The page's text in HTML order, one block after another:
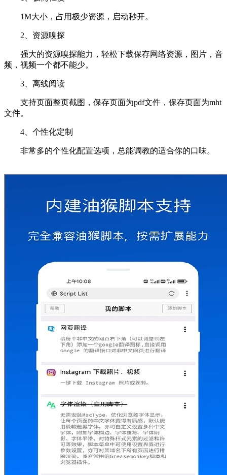
1M大小，占用极少资源，启动秒开。
2、资源嗅探
强大的资源嗅探能力，轻松下载保存网络资源，图片，音
频，视频一个都不能少。
3、离线阅读
支持页面整页截图，保存页面为pdf文件，保存页面为mht
文件。
4、个性化定制
非常多的个性化配置选项，总能调教的适合你的口味。